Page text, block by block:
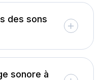
des sons
sonore à